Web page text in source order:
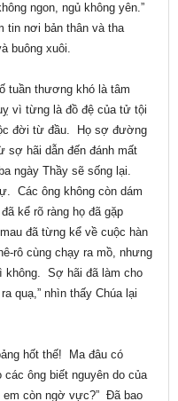
ngon, ngủ không yên.”
tin nơi bản thân và tha
buông xuôi.
tuần thương khó là tâm
vì từng là đồ đệ của tử tội
đời từ đầu. Họ sợ đường
sợ hãi dẫn đến đánh mất
ngày Thầy sẽ sống lại.
Các ông không còn dám
kể rõ ràng họ đã gặp
đã từng kể về cuộc hàn
rô cùng chạy ra mồ, nhưng
không. Sợ hãi đã làm cho
quạ,” nhìn thấy Chúa lại
hốt thế! Ma đâu có
ông biết nguyên do của
em còn ngờ vực?” Đã bao